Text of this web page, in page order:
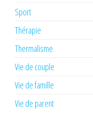
Sport
Thérapie
Thermalisme
Vie de couple
Vie de famille
Vie de parent